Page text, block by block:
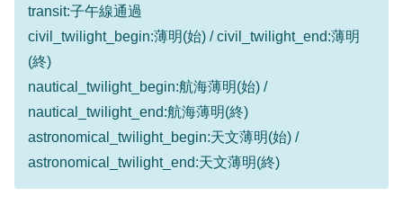
transit:子午線通過
civil_twilight_begin:薄明(始) / civil_twilight_end:薄明
(終)
nautical_twilight_begin:航海薄明(始) /
nautical_twilight_end:航海薄明(終)
astronomical_twilight_begin:天文薄明(始) /
astronomical_twilight_end:天文薄明(終)